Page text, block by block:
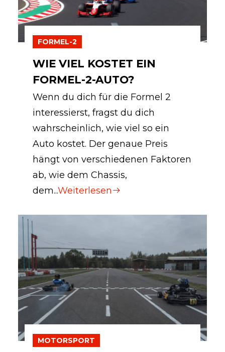
FORMEL-2
WIE VIEL KOSTET EIN
FORMEL-2-AUTO?
Wenn du dich für die Formel 2
interessierst, fragst du dich
wahrscheinlich, wie viel so ein
Auto kostet. Der genaue Preis
hängt von verschiedenen Faktoren
ab, wie dem Chassis,
dem...Weiterlesen
MOTORSPORT